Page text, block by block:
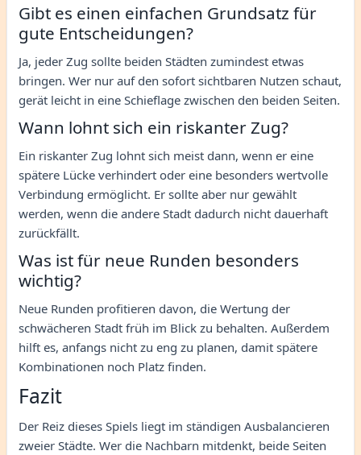
Gibt es einen einfachen Grundsatz für
gute Entscheidungen?
Ja, jeder Zug sollte beiden Städten zumindest etwas
bringen. Wer nur auf den sofort sichtbaren Nutzen schaut,
gerät leicht in eine Schieflage zwischen den beiden Seiten.
Wann lohnt sich ein riskanter Zug?
Ein riskanter Zug lohnt sich meist dann, wenn er eine
spätere Lücke verhindert oder eine besonders wertvolle
Verbindung ermöglicht. Er sollte aber nur gewählt
werden, wenn die andere Stadt dadurch nicht dauerhaft
zurückfällt.
Was ist für neue Runden besonders
wichtig?
Neue Runden profitieren davon, die Wertung der
schwächeren Stadt früh im Blick zu behalten. Außerdem
hilft es, anfangs nicht zu eng zu planen, damit spätere
Kombinationen noch Platz finden.
Fazit
Der Reiz dieses Spiels liegt im ständigen Ausbalancieren
zweier Städte. Wer die Nachbarn mitdenkt, beide Seiten